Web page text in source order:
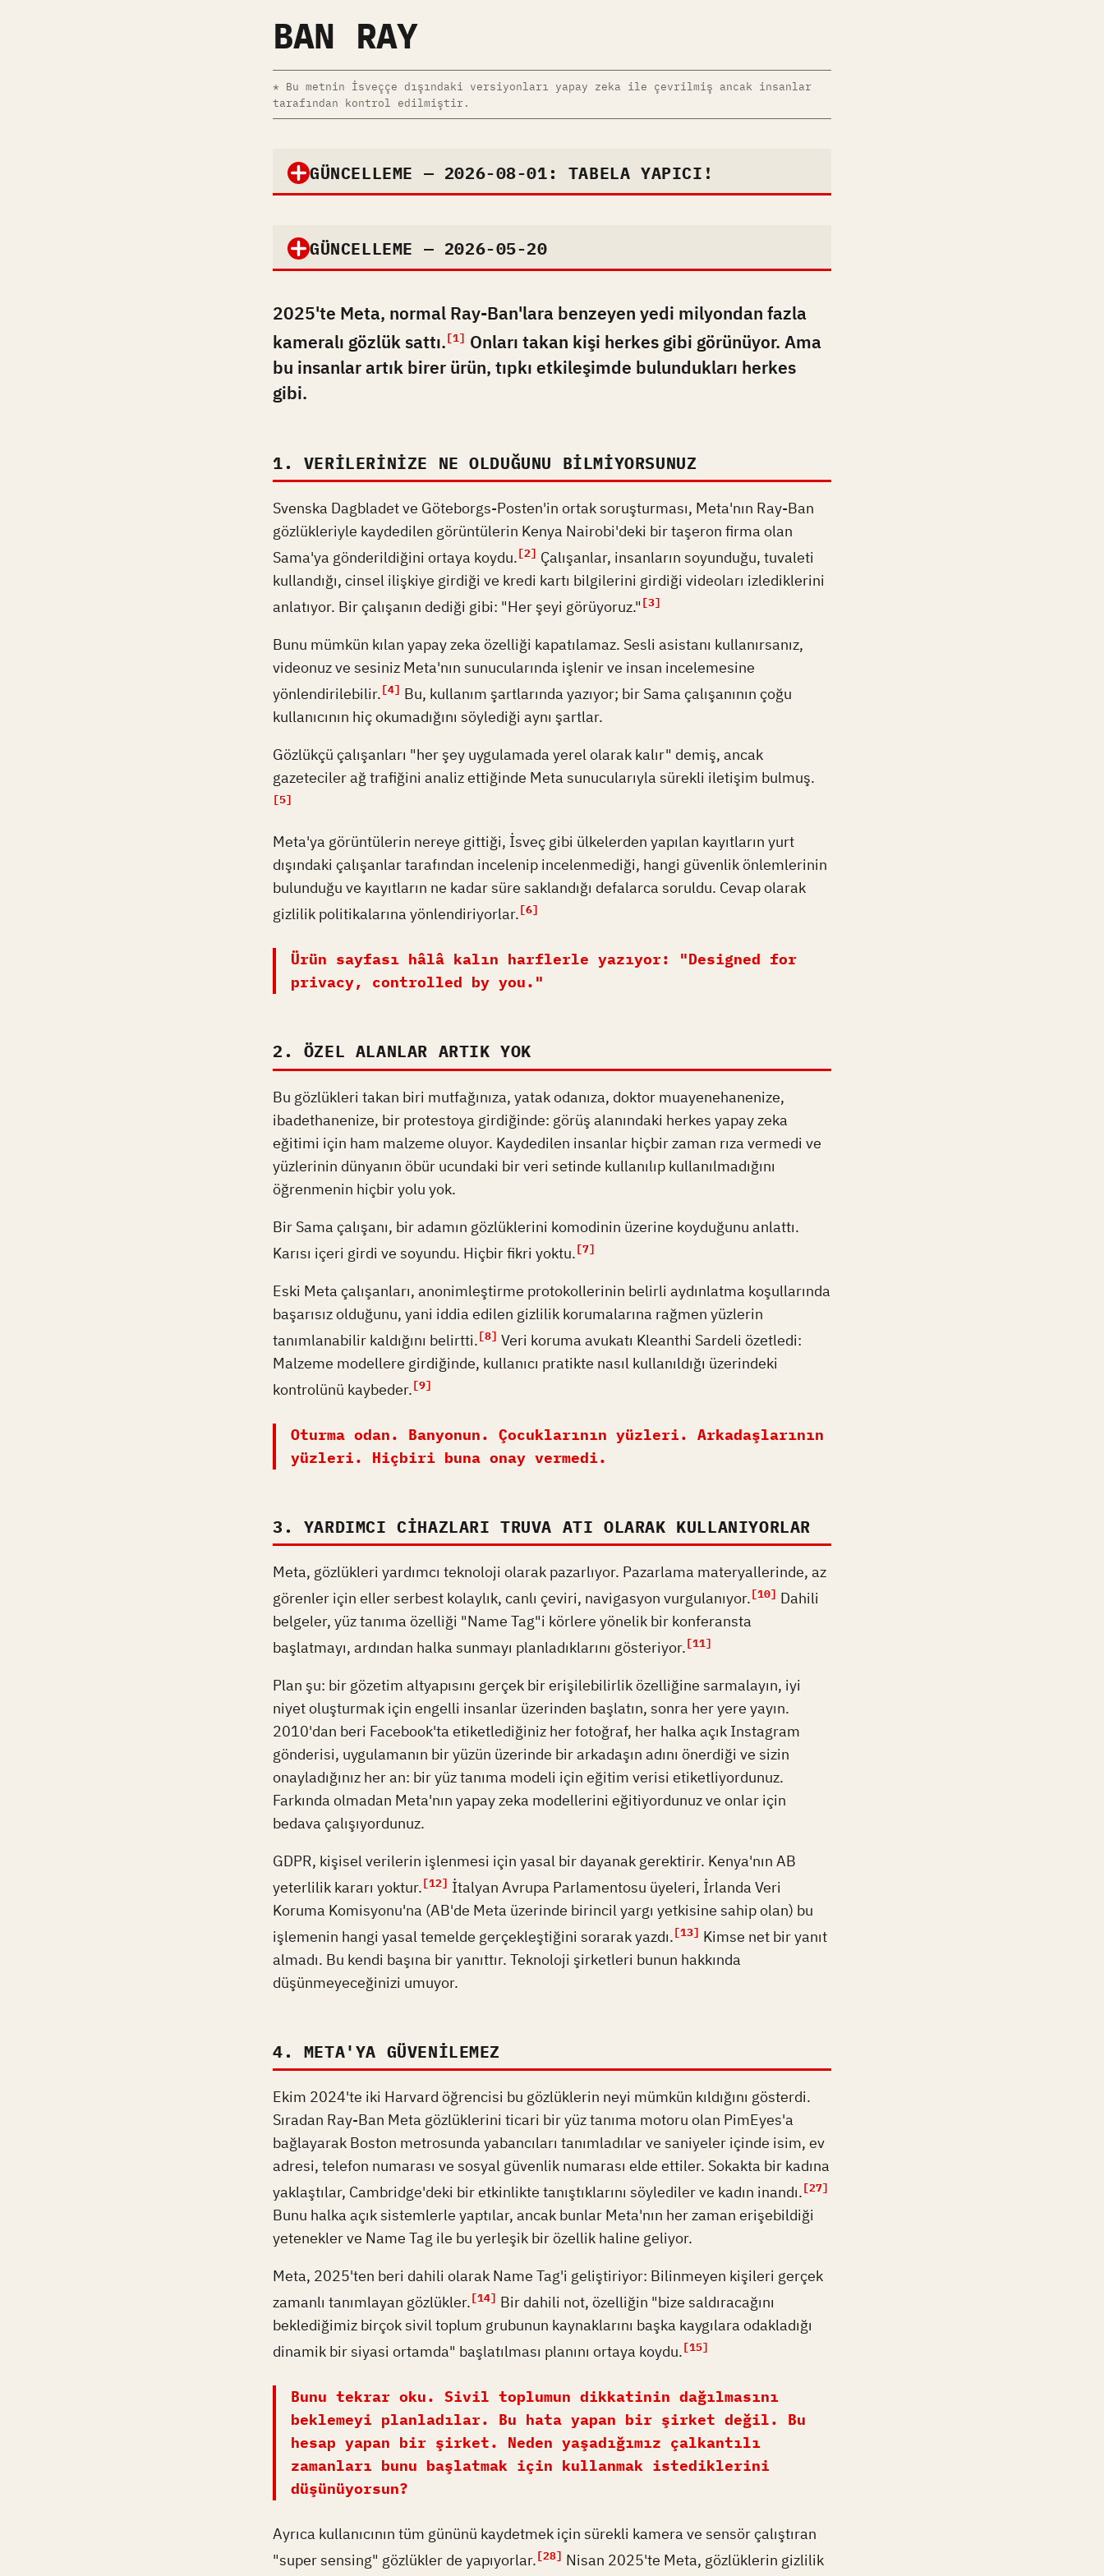
BAN RAY
* Bu metnin İsveççe dışındaki versiyonları yapay zeka ile çevrilmiş ancak insanlar
tarafından kontrol edilmiştir.
GÜNCELLEME — 2026-08-01: TABELA YAPICI!
GÜNCELLEME — 2026-05-20
2025'te Meta, normal Ray-Ban'lara benzeyen yedi milyondan fazla
kameralı gözlük sattı.[1] Onları takan kişi herkes gibi görünüyor. Ama
bu insanlar artık birer ürün, tıpkı etkileşimde bulundukları herkes
gibi.
1. VERILERINIZE NE OLDUĞUNU BILMIYORSUNUZ
Svenska Dagbladet ve Göteborgs-Posten'in ortak soruşturması, Meta'nın Ray-Ban
gözlükleriyle kaydedilen görüntülerin Kenya Nairobi'deki bir taşeron firma olan
Sama'ya gönderildiğini ortaya koydu.[2] Çalışanlar, insanların soyunduğu, tuvaleti
kullandığı, cinsel ilişkiye girdiği ve kredi kartı bilgilerini girdiği videoları izlediklerini
anlatıyor. Bir çalışanın dediği gibi: "Her şeyi görüyoruz." [3]
Bunu mümkün kılan yapay zeka özelliği kapatılamaz. Sesli asistanı kullanırsanız,
videonuz ve sesiniz Meta'nın sunucularında işlenir ve insan incelemesine
yönlendirilebilir.[4] Bu, kullanım şartlarında yazıyor; bir Sama çalışanının çoğu
kullanıcının hiç okumadığını söylediği aynı şartlar.
Gözlükçü çalışanları "her şey uygulamada yerel olarak kalır" demiş, ancak
gazeteciler ağ trafiğini analiz ettiğinde Meta sunucularıyla sürekli iletişim bulmuş.
[5]
Meta'ya görüntülerin nereye gittiği, İsveç gibi ülkelerden yapılan kayıtların yurt
dışındaki çalışanlar tarafından incelenip incelenmediği, hangi güvenlik önlemlerinin
bulunduğu ve kayıtların ne kadar süre saklandığı defalarca soruldu. Cevap olarak
gizlilik politikalarına yönlendiriyorlar.[6]
Ürün sayfası hâlâ kalın harflerle yazıyor: "Designed for
privacy, controlled by you."
2. ÖZEL ALANLAR ARTIK YOK
Bu gözlükleri takan biri mutfağınıza, yatak odanıza, doktor muayenehanenize,
ibadethanenize, bir protestoya girdiğinde: görüş alanındaki herkes yapay zeka
eğitimi için ham malzeme oluyor. Kaydedilen insanlar hiçbir zaman rıza vermedi ve
yüzlerinin dünyanın öbür ucundaki bir veri setinde kullanılıp kullanılmadığını
öğrenmenin hiçbir yolu yok.
Bir Sama çalışanı, bir adamın gözlüklerini komodinin üzerine koyduğunu anlattı.
Karısı içeri girdi ve soyundu. Hiçbir fikri yoktu.[7]
Eski Meta çalışanları, anonimleştirme protokollerinin belirli aydınlatma koşullarında
başarısız olduğunu, yani iddia edilen gizlilik korumalarına rağmen yüzlerin
tanımlanabilir kaldığını belirtti.[8] Veri koruma avukatı Kleanthi Sardeli özetledi:
Malzeme modellere girdiğinde, kullanıcı pratikte nasıl kullanıldığı üzerindeki
kontrolünü kaybeder.[9]
Oturma odan. Banyonun. Çocuklarının yüzleri. Arkadaşlarının
yüzleri. Hiçbiri buna onay vermedi.
3. YARDIMCI CIHAZLARI TRUVA ATI OLARAK KULLANIYORLAR
Meta, gözlükleri yardımcı teknoloji olarak pazarlıyor. Pazarlama materyallerinde, az
görenler için eller serbest kolaylık, canlı çeviri, navigasyon vurgulanıyor.[10] Dahili
belgeler, yüz tanıma özelliği "Name Tag"i körlere yönelik bir konferansta
başlatmayı, ardından halka sunmayı planladıklarını gösteriyor.[11]
Plan şu: bir gözetim altyapısını gerçek bir erişilebilirlik özelliğine sarmalayın, iyi
niyet oluşturmak için engelli insanlar üzerinden başlatın, sonra her yere yayın.
2010'dan beri Facebook'ta etiketlediğiniz her fotoğraf, her halka açık Instagram
gönderisi, uygulamanın bir yüzün üzerinde bir arkadaşın adını önerdiği ve sizin
onayladığınız her an: bir yüz tanıma modeli için eğitim verisi etiketliyordunuz.
Farkında olmadan Meta'nın yapay zeka modellerini eğitiyordunuz ve onlar için
bedava çalışıyordunuz.
GDPR, kişisel verilerin işlenmesi için yasal bir dayanak gerektirir. Kenya'nın AB
yeterlilik kararı yoktur.[12] İtalyan Avrupa Parlamentosu üyeleri, İrlanda Veri
Koruma Komisyonu'na (AB'de Meta üzerinde birincil yargı yetkisine sahip olan) bu
işlemenin hangi yasal temelde gerçekleştiğini sorarak yazdı.[13] Kimse net bir yanıt
almadı. Bu kendi başına bir yanıttır. Teknoloji şirketleri bunun hakkında
düşünmeyeceğinizi umuyor.
4. META'YA GÜVENILEMEZ
Ekim 2024'te iki Harvard öğrencisi bu gözlüklerin neyi mümkün kıldığını gösterdi.
Sıradan Ray-Ban Meta gözlüklerini ticari bir yüz tanıma motoru olan PimEyes'a
bağlayarak Boston metrosunda yabancıları tanımladılar ve saniyeler içinde isim, ev
adresi, telefon numarası ve sosyal güvenlik numarası elde ettiler. Sokakta bir kadına
yaklaştılar, Cambridge'deki bir etkinlikte tanıştıklarını söylediler ve kadın inandı.[27]
Bunu halka açık sistemlerle yaptılar, ancak bunlar Meta'nın her zaman erişebildiği
yetenekler ve Name Tag ile bu yerleşik bir özellik haline geliyor.
Meta, 2025'ten beri dahili olarak Name Tag'i geliştiriyor: Bilinmeyen kişileri gerçek
zamanlı tanımlayan gözlükler.[14] Bir dahili not, özelliğin "bize saldıracağını
beklediğimiz birçok sivil toplum grubunun kaynaklarını başka kaygılara odakladığı
dinamik bir siyasi ortamda" başlatılması planını ortaya koydu.[15]
Bunu tekrar oku. Sivil toplumun dikkatinin dağılmasını
beklemeyi planladılar. Bu hata yapan bir şirket değil. Bu
hesap yapan bir şirket. Neden yaşadığımız çalkantılı
zamanları bunu başlatmak için kullanmak istediklerini
düşünüyorsun?
Ayrıca kullanıcının tüm gününü kaydetmek için sürekli kamera ve sensör çalıştıran
"super sensing" gözlükler de yapıyorlar.[28] Nisan 2025'te Meta, gözlüklerin gizlilik